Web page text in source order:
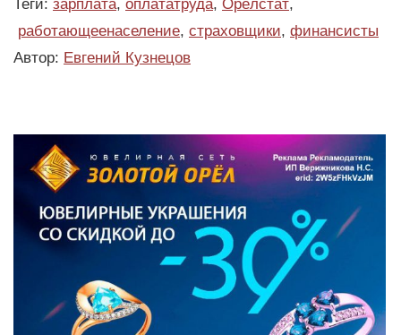
Теги: зарплата, оплататруда, Орёлстат,
работающеенаселение, страховщики, финансисты
Автор: Евгений Кузнецов